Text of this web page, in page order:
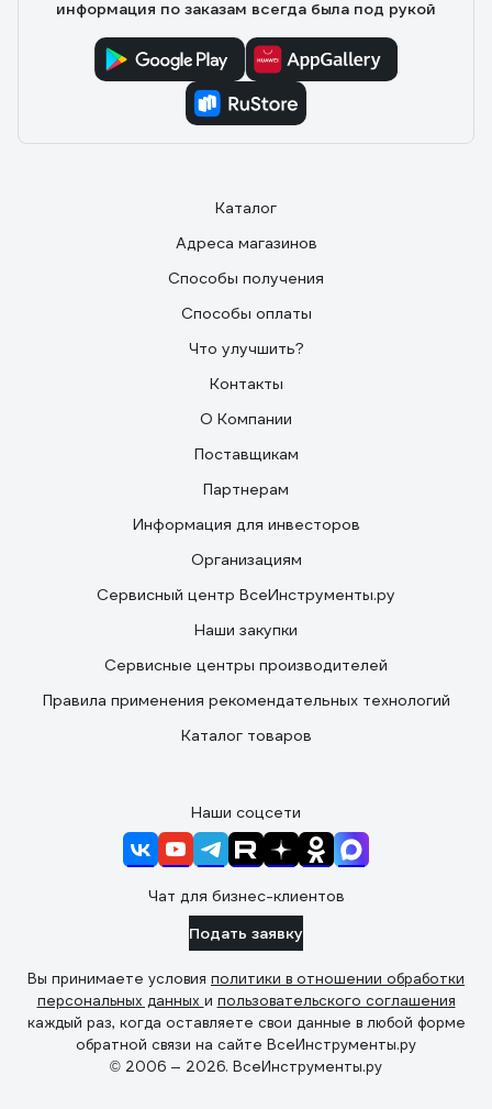
информация по заказам всегда была под рукой
Каталог
Адреса магазинов
Способы получения
Способы оплаты
Что улучшить?
Контакты
О Компании
Поставщикам
Партнерам
Информация для инвесторов
Организациям
Сервисный центр ВсеИнструменты.ру
Наши закупки
Сервисные центры производителей
Правила применения рекомендательных технологий
Каталог товаров
Наши соцсети
Чат для бизнес-клиентов
Подать заявку
Вы принимаете условия политики в отношении обработки
персональных данных и пользовательского соглашения
каждый раз, когда оставляете свои данные в любой форме
обратной связи на сайте ВсеИнструменты.ру
© 2006 — 2026. ВсеИнструменты.ру